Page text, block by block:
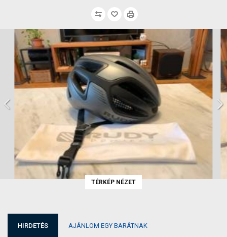
TÉRKÉP NÉZET
HIRDETÉS AJÁNLOM EGY BARÁTNAK